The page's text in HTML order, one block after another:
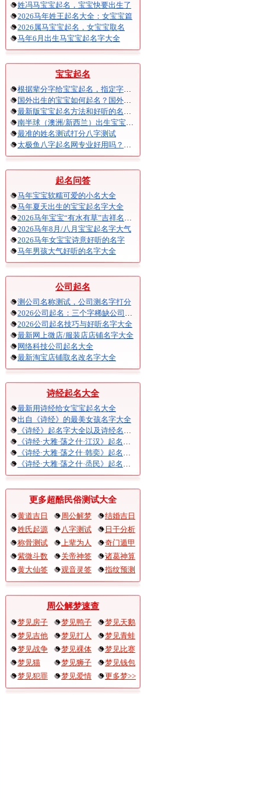
姓冯马宝宝起名，宝宝快要出生了
2026马年姓王起名大全：女宝宝篇
2026属马宝宝起名，女宝宝取名
马年6月出生马宝宝起名字大全
宝宝起名
根据辈分字给宝宝起名，指定字宝宝起名大全
国外出生的宝宝如何起名？国外出生宝宝八字起名时间怎么算？
最新版宝宝起名方法和好听的名字精选
南半球（澳洲/新西兰）出生宝宝五行八字起名以及时间推算
最准的姓名测试打分八字测试
太极鱼八字起名网专业好用吗？太极鱼起名怎么样？
起名问答
马年宝宝软糯可爱的小名大全
马年夏天出生的宝宝起名字大全
2026马年宝宝“有水有草”吉祥名字大全
2026马年8月/八月宝宝起名字大气
2026马年女宝宝诗意好听的名字
马年男孩大气好听的名字大全
公司起名
测公司名称测试，公司测名字打分
2026公司起名：三个字稀缺公司名大全
2026公司起名技巧与好听名字大全
最新网上微店/服装店店铺名字大全
网络科技公司起名大全
最新淘宝店铺取名改名字大全
诗经起名大全
最新用诗经给女宝宝起名大全
出自《诗经》的最美女孩名字大全
《诗经》起名字大全以及诗经名句赏析
《诗经·大雅·荡之什·江汉》起名大全以及赏析
《诗经·大雅·荡之什·韩奕》起名大全以及赏析
《诗经·大雅·荡之什·烝民》起名大全以及赏析
更多超酷民俗测试大全
黄道吉日 周公解梦
结婚吉日
姓氏起源
八字测试
日干分析
称骨测试
上辈为人
奇门遁甲
紫微斗数
关帝神签
诸葛神算
黄大仙签
观音灵签 指纹预测
周公解梦速查
梦见房子 梦见鸭子
梦见天鹅
梦见吉他
梦见打人
梦见青蛙
梦见战争
梦见裸体
梦见比赛
梦见猫
梦见狮子
梦见钱包
梦见犯罪
梦见爱情 更多梦>>